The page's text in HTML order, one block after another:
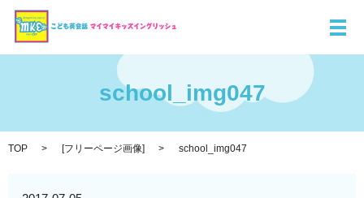
メ
school_img047
TOP [フリーページ画像] school_img047